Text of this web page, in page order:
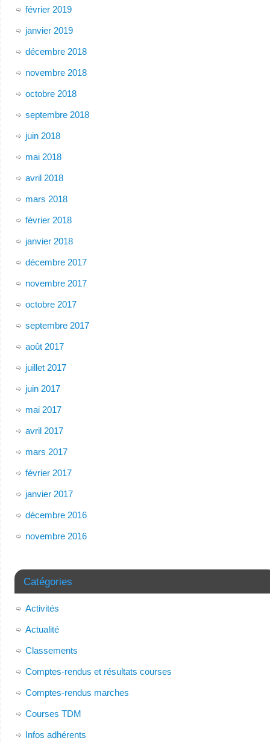
février 2019
janvier 2019
décembre 2018
novembre 2018
octobre 2018
septembre 2018
juin 2018
mai 2018
avril 2018
mars 2018
février 2018
janvier 2018
décembre 2017
novembre 2017
octobre 2017
septembre 2017
août 2017
juillet 2017
juin 2017
mai 2017
avril 2017
mars 2017
février 2017
janvier 2017
décembre 2016
novembre 2016
Catégories
Activités
Actualité
Classements
Comptes-rendus et résultats courses
Comptes-rendus marches
Courses TDM
Infos adhérents